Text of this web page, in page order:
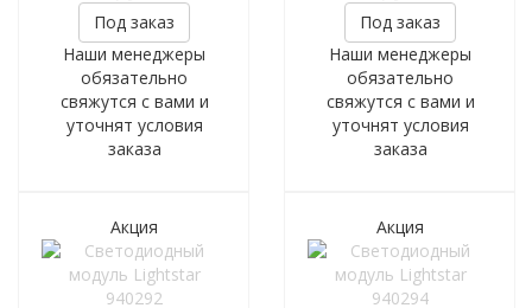
Под заказ
Наши менеджеры
обязательно
свяжутся с вами и
уточнят условия
заказа
Под заказ
Наши менеджеры
обязательно
свяжутся с вами и
уточнят условия
заказа
Акция Акция